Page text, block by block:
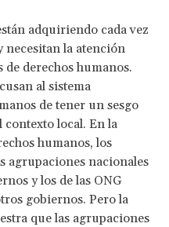
adquiriendo cada vez
necesitan la atención
de derechos humanos.
al sistema
de tener un sesgo
contexto local. En la
humanos, los
agrupaciones nacionales
y los de las ONG
gobiernos. Pero la
que las agrupaciones